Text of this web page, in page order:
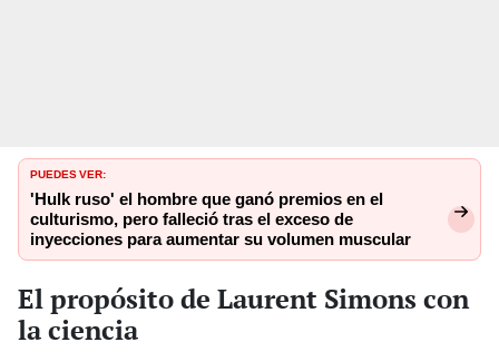
PUEDES VER:
'Hulk ruso' el hombre que ganó premios en el
culturismo, pero falleció tras el exceso de
inyecciones para aumentar su volumen muscular
El propósito de Laurent Simons con
la ciencia